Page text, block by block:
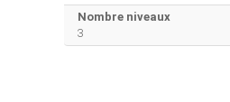
Nombre niveaux
3